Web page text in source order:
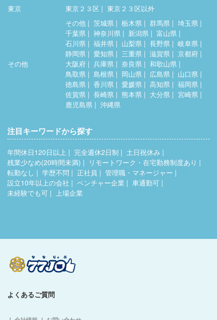
東京
東京２３区 東京２３区以外
その他
その他 茨城県 栃木県 群馬県
埼玉県
千葉県
神奈川県 新潟県
富山県
石川県
福井県 山梨県 長野県
岐阜県
静岡県
愛知県 三重県 滋賀県
京都府
大阪府
兵庫県 奈良県
和歌山県
鳥取県
島根県 岡山県 広島県
山口県
徳島県
香川県 愛媛県 高知県
福岡県
佐賀県
長崎県 熊本県 大分県
宮崎県
鹿児島県
沖縄県
注目キーワードから探す
年間休日120日以上 完全週休2日制
土日祝休み
残業少なめ(20時間未満)
リモートワーク・在宅勤務制度あり
転勤なし
学歴不問 正社員
管理職・マネージャー
設立10年以上の会社
ベンチャー企業
車通勤可
未経験でも可
上場企業
よくあるご質問